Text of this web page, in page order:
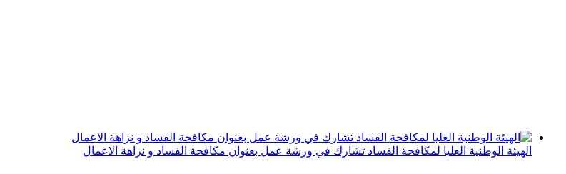
الهيئة الوطنية العليا لمكافحة الفساد تشارك في ورشة عمل بعنوان مكافحة الفساد و نزاهة الاعمال